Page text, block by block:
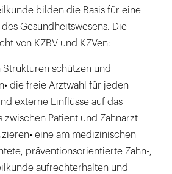
bilden die Basis für eine
Gesundheitswesens. Die
von KZBV und KZVen:
schützen und
die freie Arztwahl für jeden
externe Einflüsse auf das
zwischen Patient und Zahnarzt
eine am medizinischen
präventionsorientierte Zahn-,
aufrechterhalten und